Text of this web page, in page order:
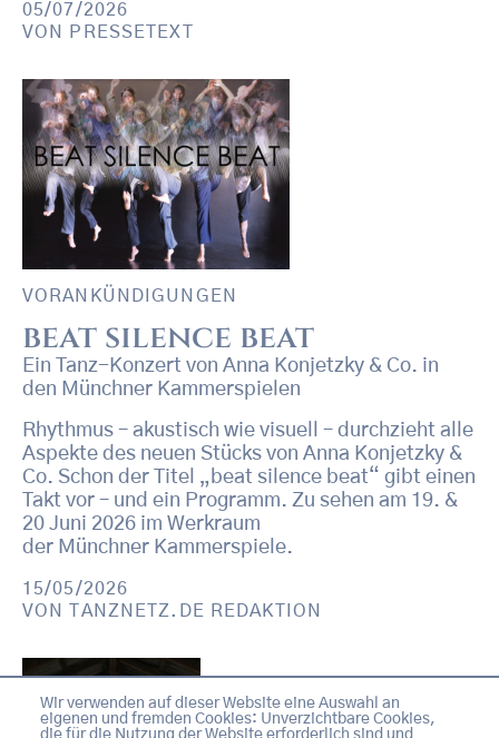
05/07/2026
VON
PRESSETEXT
VORANKÜNDIGUNGEN
beat silence beat
Ein Tanz-Konzert von Anna Konjetzky & Co. in
den Münchner Kammerspielen
Rhythmus – akustisch wie visuell – durchzieht alle
Aspekte des neuen Stücks von Anna Konjetzky &
Co. Schon der Titel „beat silence beat“ gibt einen
Takt vor – und ein Programm. Zu sehen am 19. &
20 Juni 2026 im Werkraum
der Münchner Kammerspiele.
15/05/2026
VONTANZNETZ.DE REDAKTION
Wir verwenden auf dieser Website eine Auswahl an
eigenen und fremden Cookies: Unverzichtbare Cookies,
die für die Nutzung der Website erforderlich sind und